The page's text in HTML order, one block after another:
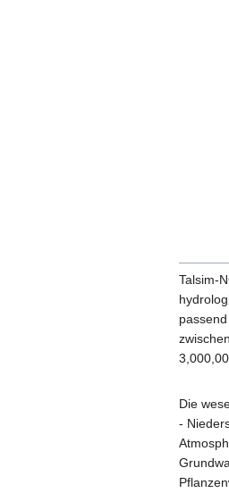
Talsim-
Die
-